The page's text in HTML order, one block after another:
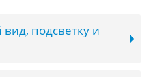
подсветку и